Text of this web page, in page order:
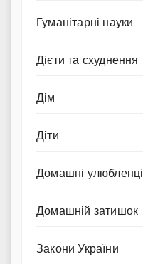
Гуманітарні науки
Дієти та схуднення
Дім
Діти
Домашні улюбленці
Домашній затишок
Закони України